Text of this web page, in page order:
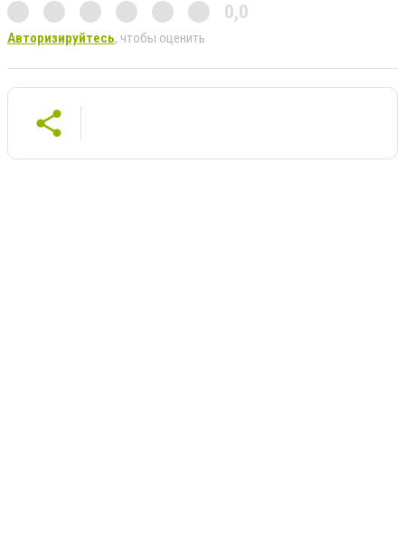
0,0
Авторизируйтесь, чтобы оценить